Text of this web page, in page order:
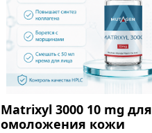
Matrixyl 3000 10 mg для
омоложения кожи